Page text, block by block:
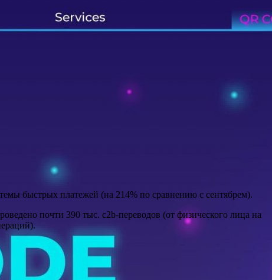
быстрых платежей (на 214% по сравнению с сентябрем).
почти 390 тыс. c2b-переводов (от физического лица на